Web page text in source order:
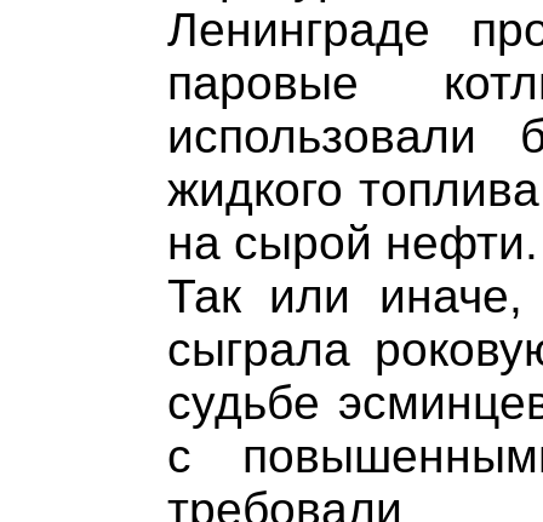
Ленинграде
паровые
использовали
жидкого
на сырой нефти.
Так или иначе,
сыграла
судьбе
с
требовали